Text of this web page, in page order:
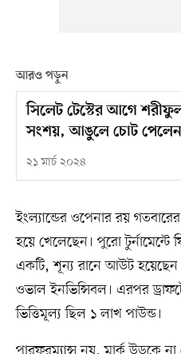
আরও পড়ুন
সিলেট টেস্টের আগে
সংশয়, আঙুলে চোট
২১ মার্চ ২০২৪
ইংল্যান্ডের ওপেনার রয়
হয়ে খেলেছেন। পুরো টুর্নামেন্টে
একটি, শূন্য রানে আউট হয়েছেন
ওভাল ইনভিন্সিবল। এরপর
ভিত্তিমূল্য ছিল ১ লাখ পাউন্ড।